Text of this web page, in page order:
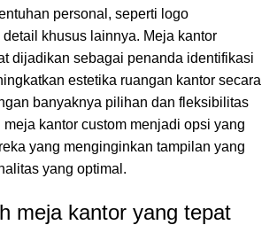
personal, seperti logo
khusus lainnya. Meja kantor
dijadikan sebagai penanda identifikasi
estetika ruangan kantor secara
banyaknya pilihan dan fleksibilitas
kantor custom menjadi opsi yang
yang menginginkan tampilan yang
yang optimal.
meja kantor yang tepat